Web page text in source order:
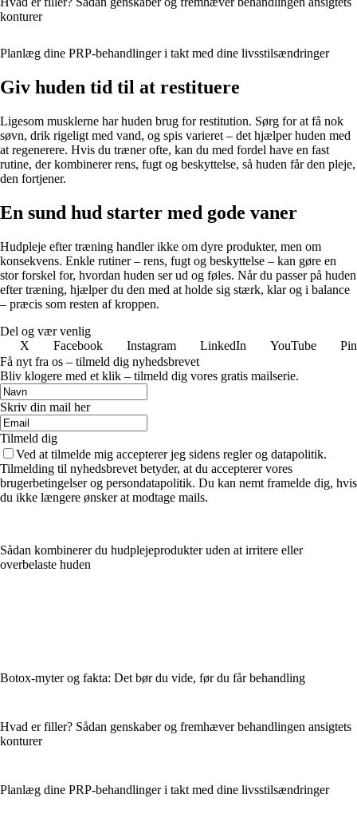
konturer
Planlæg dine PRP-behandlinger i takt med dine livsstilsændringer
Giv huden tid til at restituere
Ligesom musklerne har huden brug for restitution. Sørg for at få nok
søvn, drik rigeligt med vand, og spis varieret – det hjælper huden med
at regenerere. Hvis du træner ofte, kan du med fordel have en fast
rutine, der kombinerer rens, fugt og beskyttelse, så huden får den pleje,
den fortjener.
En sund hud starter med gode vaner
Hudpleje efter træning handler ikke om dyre produkter, men om
konsekvens. Enkle rutiner – rens, fugt og beskyttelse – kan gøre en
stor forskel for, hvordan huden ser ud og føles. Når du passer på huden
efter træning, hjælper du den med at holde sig stærk, klar og i balance
– præcis som resten af kroppen.
Del og vær venlig
X
Facebook Instagram LinkedIn YouTube
Få nyt fra os – tilmeld dig nyhedsbrevet
Bliv klogere med et klik – tilmeld dig vores gratis mailserie.
Skriv din mail her
Tilmeld dig
Ved at tilmelde mig accepterer jeg sidens regler og datapolitik.
Tilmelding til nyhedsbrevet betyder, at du accepterer vores
brugerbetingelser og persondatapolitik. Du kan nemt framelde dig, hvis
du ikke længere ønsker at modtage mails.
Sådan kombinerer du hudplejeprodukter uden at irritere eller
overbelaste huden
Botox-myter og fakta: Det bør du vide, før du får behandling
Hvad er filler? Sådan genskaber og fremhæver behandlingen ansigtets
konturer
Planlæg dine PRP-behandlinger i takt med dine livsstilsændringer